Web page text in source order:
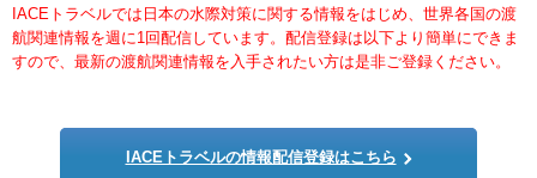
IACEトラベルでは日本の水際対策に関する情報をはじめ、世界各国の渡
航関連情報を週に1回配信しています。配信登録は以下より簡単にできま
すので、最新の渡航関連情報を入手されたい方は是非ご登録ください。
IACEトラベルの情報配信登録はこちら